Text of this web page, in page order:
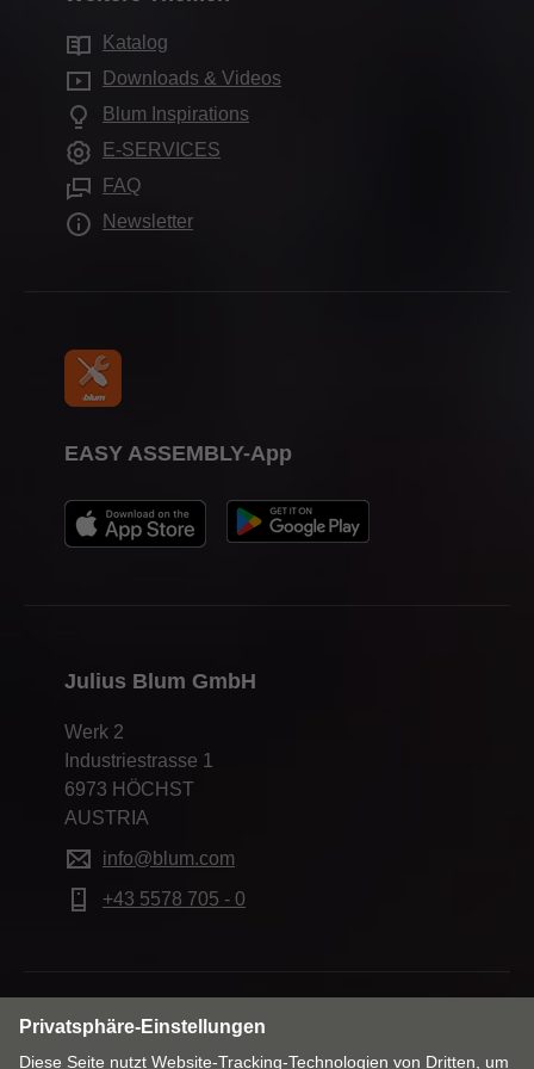
Bewegungstechnologien
Schrankanwendungen
Weitere Produkte
Verarbeitungshilfen
Nachhaltigkeit
Compliance
Messetermine
Presse
Produktionsstandorte
Blum-Schauraum
Schauräume weltweit
Julius Blum GmbH
Werk 2
Industriestrasse 1
6973 HÖCHST
AUSTRIA
info@blum.com
+43 5578 705 - 0
EASY ASSEMBLY-App
Katalog
Downloads & Videos
Blum Inspirations
E-SERVICES
FAQ
Newsletter
Markt & Sprache ändern